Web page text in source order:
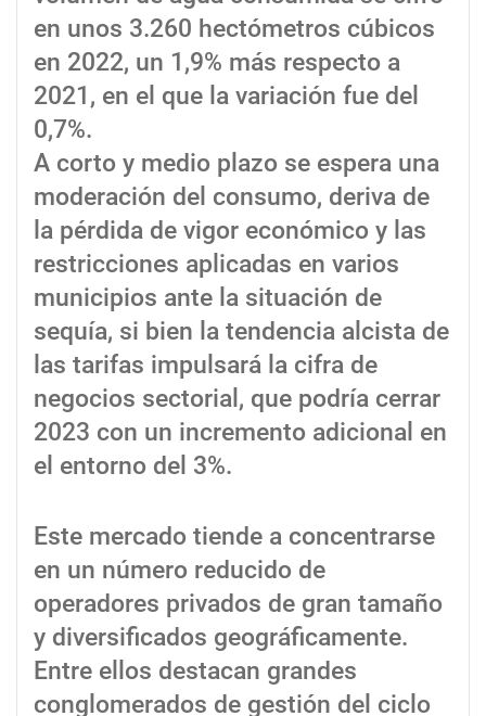
en unos 3.260 hectómetros cúbicos
en 2022, un 1,9% más respecto a
2021, en el que la variación fue del
0,7%.
A corto y medio plazo se espera una
moderación del consumo, deriva de
la pérdida de vigor económico y las
restricciones aplicadas en varios
municipios ante la situación de
sequía, si bien la tendencia alcista de
las tarifas impulsará la cifra de
negocios sectorial, que podría cerrar
2023 con un incremento adicional en
el entorno del 3%.
Este mercado tiende a concentrarse
en un número reducido de
operadores privados de gran tamaño
y diversificados geográficamente.
Entre ellos destacan grandes
conglomerados de gestión del ciclo